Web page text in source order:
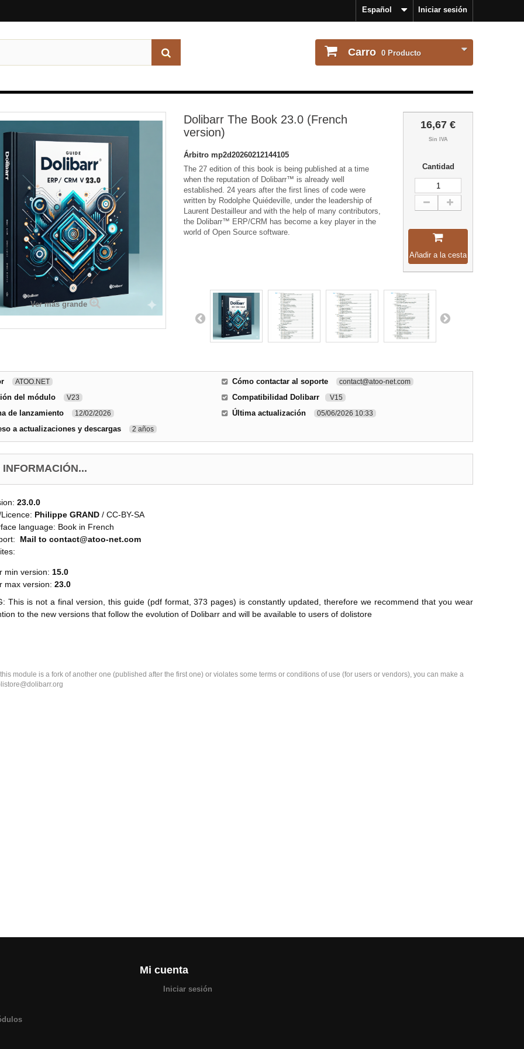
Iniciar sesión
Español
Carro 0 Producto
Ver más grande
Dolibarr The Book 23.0 (French
version)
Árbitro mp2d20260212144105
The 27 edition of this book is being published at a time
when the reputation of Dolibarr™ is already well
established. 24 years after the first lines of code were
written by Rodolphe Quiédeville, under the leadership of
Laurent Destailleur and with the help of many contributors,
the Dolibarr™ ERP/CRM has become a key player in the
world of Open Source software.
16,67 €
Sin IVA
Cantidad
Añadir a la cesta
ATOO.NET
del módulo V23
de lanzamiento 12/02/2026
a actualizaciones y descargas 2 años
Cómo contactar al soporte contact@atoo-net.com
Compatibilidad Dolibarr V15
Última actualización 05/06/2026 10:33
INFORMACIÓN...
23.0.0
Philippe GRAND / CC-BY-SA
language: Book in French
Mail to contact@atoo-net.com
min version: 15.0
max version: 23.0
This is not a final version, this guide (pdf format, 373 pages) is constantly updated, therefore we recommend that you wear
to the new versions that follow the evolution of Dolibarr and will be available to users of dolistore
module is a fork of another one (published after the first one) or violates some terms or conditions of use (for users or vendors), you can make a
Mi cuenta
Iniciar sesión